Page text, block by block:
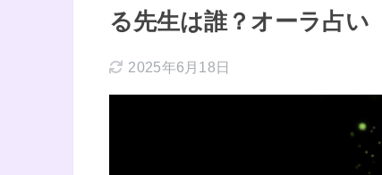
る先生は誰？オーラ占い
2025年6月18日